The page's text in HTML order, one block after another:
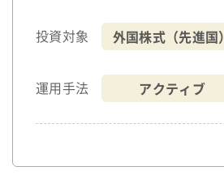
投資対象 外国株式（先進国）
運用手法 アクティブ